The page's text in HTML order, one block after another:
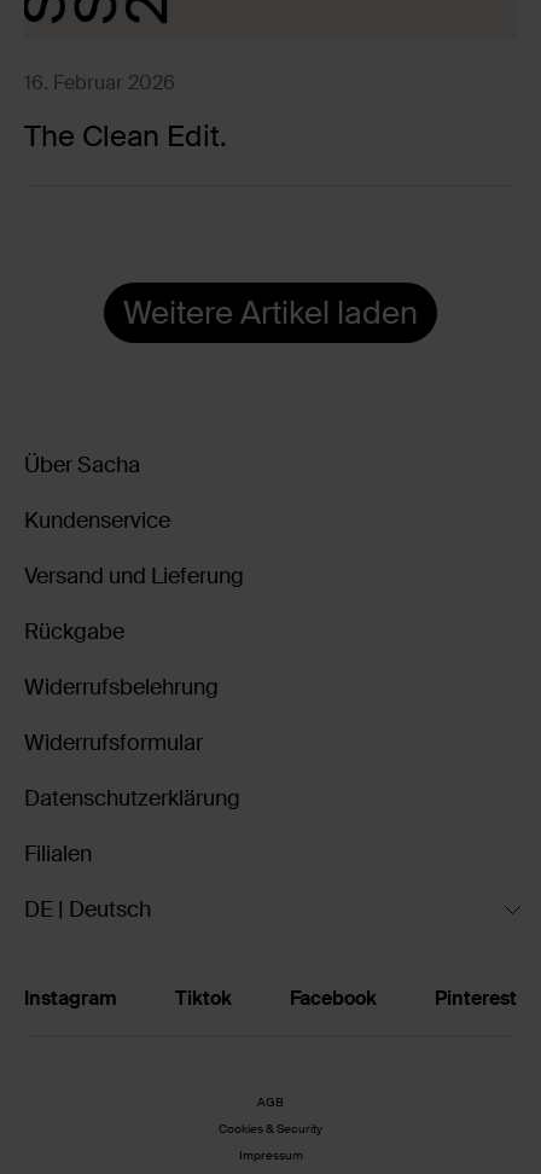
16. Februar 2026
The Clean Edit.
Weitere Artikel laden
Über Sacha
Kundenservice
Versand und Lieferung
Rückgabe
Widerrufsbelehrung
Widerrufsformular
Datenschutzerklärung
Filialen
DE | Deutsch
Instagram Tiktok Facebook Pinterest
AGB
Cookies & Security
Impressum